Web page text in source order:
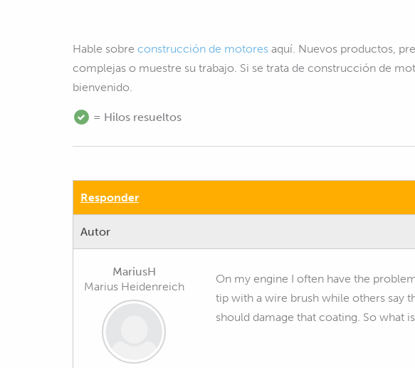
Hable sobre construcción de motores aquí. Nuevos productos,
complejas o muestre su trabajo. Si se trata de construcción de
bienvenido.
= Hilos resueltos
Responder
Autor
MariusH
Marius Heidenreich
On my engine I often have the
tip with a wire brush while others say
should damage that coating. So what